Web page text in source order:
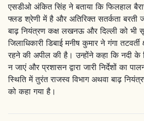
एसडीओ अंकित सिंह ने बताया कि फिलहाल
फ्लड श्रेणी में है और अतिरिक्त सतर्कता बरती
बाढ़ नियंत्रण कक्ष लखनऊ और दिल्ली को भी
जिलाधिकारी डिबाई मनीष कुमार ने गंगा
रहने की अपील की है। उन्होंने कहा कि नदी
न जाएं और प्रशासन द्वारा जारी निर्देशों का
स्थिति में तुरंत राजस्व विभाग अथवा बाढ़
को कहा गया है।